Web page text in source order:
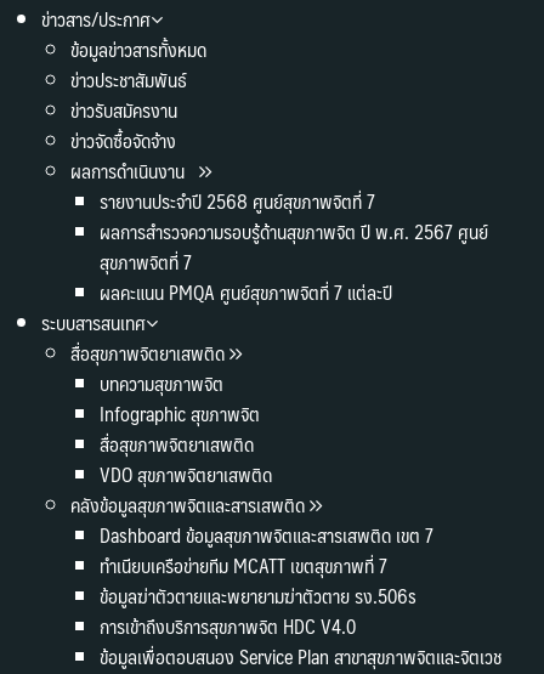
ข่าวสาร/ประกาศ
ข้อมูลข่าวสารทั้งหมด
ข่าวประชาสัมพันธ์
ข่าวรับสมัครงาน
ข่าวจัดซื้อจัดจ้าง
ผลการดำเนินงาน
รายงานประจำปี 2568 ศูนย์สุขภาพจิตที่ 7
ผลการสำรวจความรอบรู้ด้านสุขภาพจิต ปี พ.ศ. 2567 ศูนย์
สุขภาพจิตที่ 7
ผลคะแนน PMQA ศูนย์สุขภาพจิตที่ 7 แต่ละปี
ระบบสารสนเทศ
สื่อสุขภาพจิตยาเสพติด
บทความสุขภาพจิต
Infographic สุขภาพจิต
สื่อสุขภาพจิตยาเสพติด
VDO สุขภาพจิตยาเสพติด
คลังข้อมูลสุขภาพจิตและสารเสพติด
Dashboard ข้อมูลสุขภาพจิตและสารเสพติด เขต 7
ทำเนียบเครือข่ายทีม MCATT เขตสุขภาพที่ 7
ข้อมูลฆ่าตัวตายและพยายามฆ่าตัวตาย รง.506s
การเข้าถึงบริการสุขภาพจิต HDC V4.0
ข้อมูลเพื่อตอบสนอง Service Plan สาขาสุขภาพจิตและจิตเวช